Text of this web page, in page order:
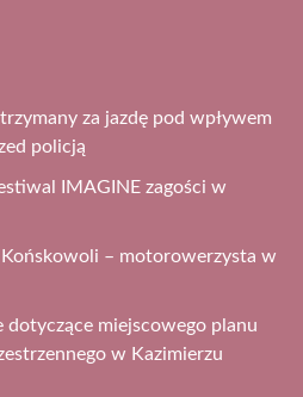
za jazdę pod wpływem
policją
IMAGINE zagości w
– motorowerzysta w
dotyczące miejscowego planu
w Kazimierzu